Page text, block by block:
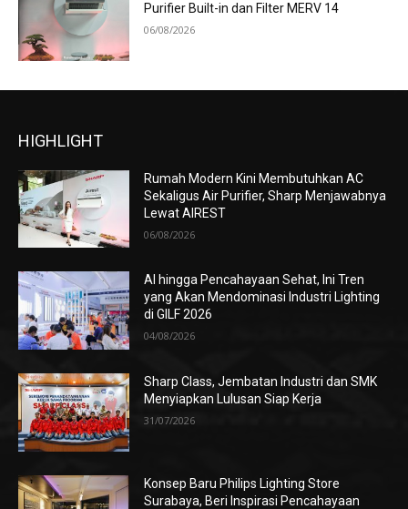
Purifier Built-in dan Filter MERV 14
06/08/2026
HIGHLIGHT
Rumah Modern Kini Membutuhkan AC
Sekaligus Air Purifier, Sharp Menjawabnya
Lewat AIREST
06/08/2026
AI hingga Pencahayaan Sehat, Ini Tren
yang Akan Mendominasi Industri Lighting
di GILF 2026
04/08/2026
Sharp Class, Jembatan Industri dan SMK
Menyiapkan Lulusan Siap Kerja
31/07/2026
Konsep Baru Philips Lighting Store
Surabaya, Beri Inspirasi Pencahayaan